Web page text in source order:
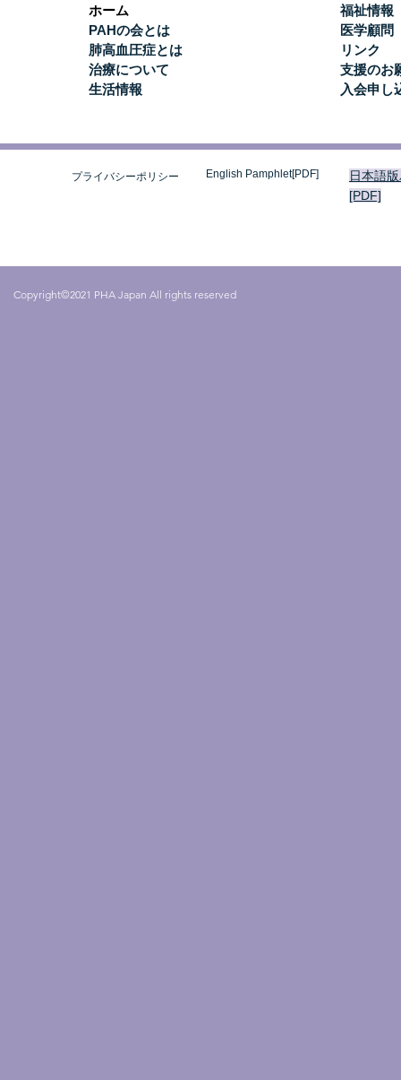
ホーム
PAHの会とは
肺高血圧症とは
治療について
生活情報
福祉情報
医学顧問
リンク
支援のお
入会申し
プライバシーポリシー English Pamphlet[PDF]
日本語
[PDF]
Copyright©2021 PHA Japan All rights reserved